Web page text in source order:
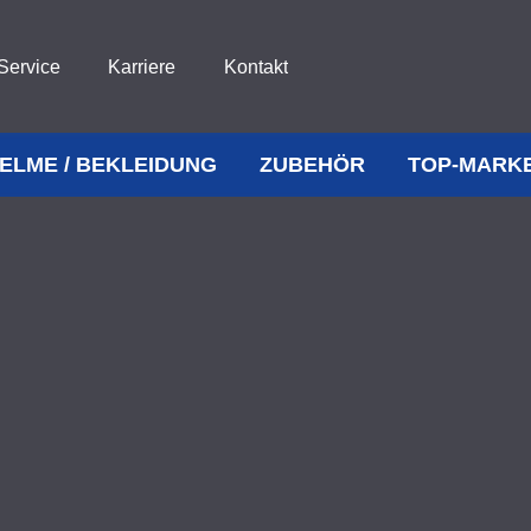
Karriere Kontakt
/ BEKLEIDUNG ZUBEHÖR TOP-